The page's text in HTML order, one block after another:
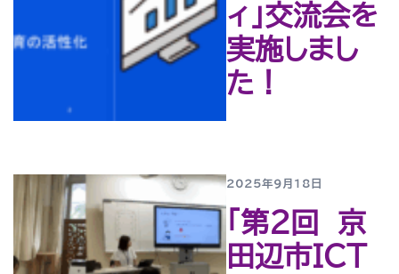
ィ」交流会を
実施しまし
た！
2025年9月18日
「第２回 京
田辺市ＩＣＴ